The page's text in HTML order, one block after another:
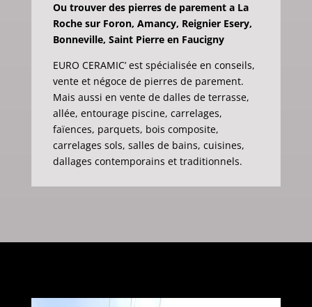
Ou trouver des pierres de parement a La
Roche sur Foron, Amancy, Reignier Esery,
Bonneville, Saint Pierre en Faucigny
EURO CERAMIC’ est spécialisée en conseils,
vente et négoce de pierres de parement.
Mais aussi en vente de dalles de terrasse,
allée, entourage piscine, carrelages,
faïences, parquets, bois composite,
carrelages sols, salles de bains, cuisines,
dallages contemporains et traditionnels.